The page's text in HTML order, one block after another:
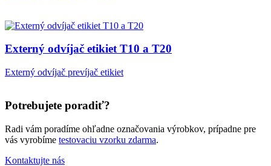
Externý odvíjač etikiet T10 a T20
Externý odvíjač prevíjač etikiet
Potrebujete poradiť?
Radi vám poradíme ohľadne označovania výrobkov, prípadne pre
vás vyrobíme testovaciu vzorku zdarma.
Kontaktujte nás